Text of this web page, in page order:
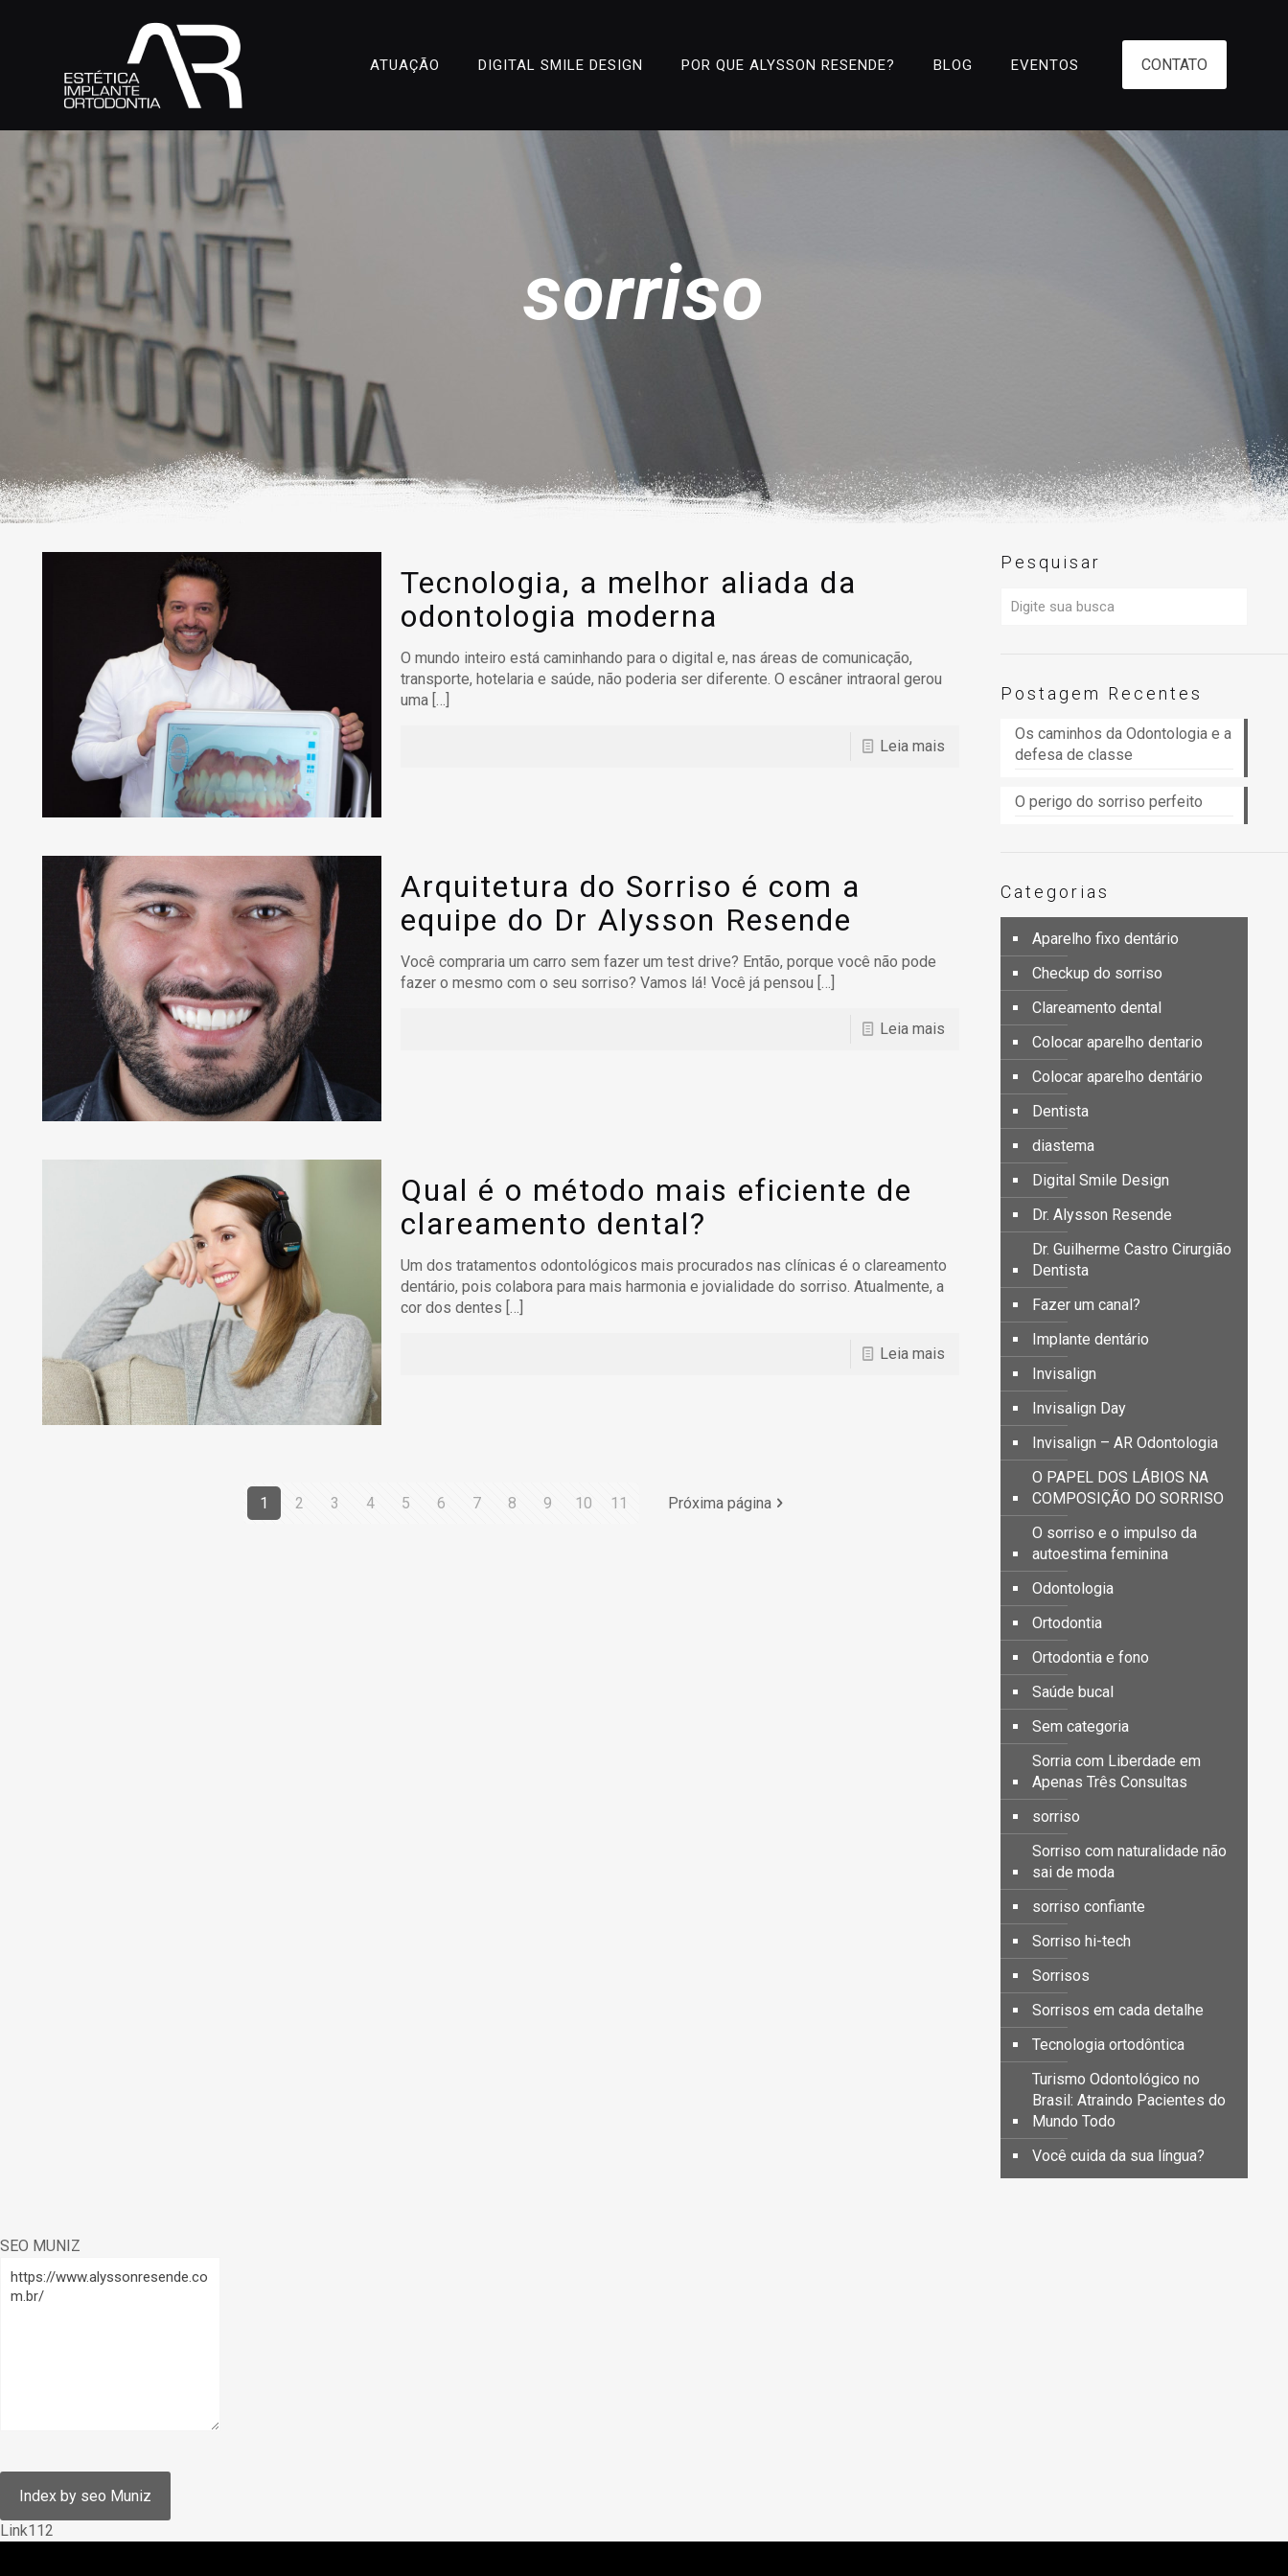
ATUAÇÃO DIGITAL SMILE DESIGN POR QUE ALYSSON RESENDE? BLOG EVENTOS CONTATO
sorriso
Tecnologia, a melhor aliada da
odontologia moderna
O mundo inteiro está caminhando para o digital e, nas áreas de comunicação,
transporte, hotelaria e saúde, não poderia ser diferente. O escâner intraoral gerou
uma […]
Leia mais
Arquitetura do Sorriso é com a
equipe do Dr Alysson Resende
Você compraria um carro sem fazer um test drive? Então, porque você não pode
fazer o mesmo com o seu sorriso? Vamos lá! Você já pensou […]
Leia mais
Qual é o método mais eficiente de
clareamento dental?
Um dos tratamentos odontológicos mais procurados nas clínicas é o clareamento
dentário, pois colabora para mais harmonia e jovialidade do sorriso. Atualmente, a
cor dos dentes […]
Leia mais
1 2 3 4 5 6 7 8 9 10 11 Próxima página
Pesquisar
Postagem Recentes
Os caminhos da Odontologia e a
defesa de classe
O perigo do sorriso perfeito
Categorias
Aparelho fixo dentário
Checkup do sorriso
Clareamento dental
Colocar aparelho dentario
Colocar aparelho dentário
Dentista
diastema
Digital Smile Design
Dr. Alysson Resende
Dr. Guilherme Castro Cirurgião
Dentista
Fazer um canal?
Implante dentário
Invisalign
Invisalign Day
Invisalign – AR Odontologia
O PAPEL DOS LÁBIOS NA
COMPOSIÇÃO DO SORRISO
O sorriso e o impulso da
autoestima feminina
Odontologia
Ortodontia
Ortodontia e fono
Saúde bucal
Sem categoria
Sorria com Liberdade em
Apenas Três Consultas
sorriso
Sorriso com naturalidade não
sai de moda
sorriso confiante
Sorriso hi-tech
Sorrisos
Sorrisos em cada detalhe
Tecnologia ortodôntica
Turismo Odontológico no
Brasil: Atraindo Pacientes do
Mundo Todo
Você cuida da sua língua?
SEO MUNIZ
Link112